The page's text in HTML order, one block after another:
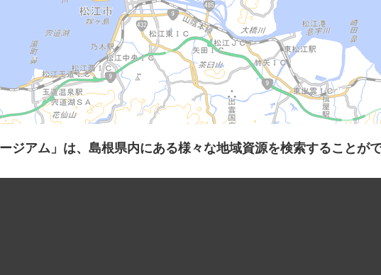
ジアム」は、島根県内にある様々な地域資源を検索することがで